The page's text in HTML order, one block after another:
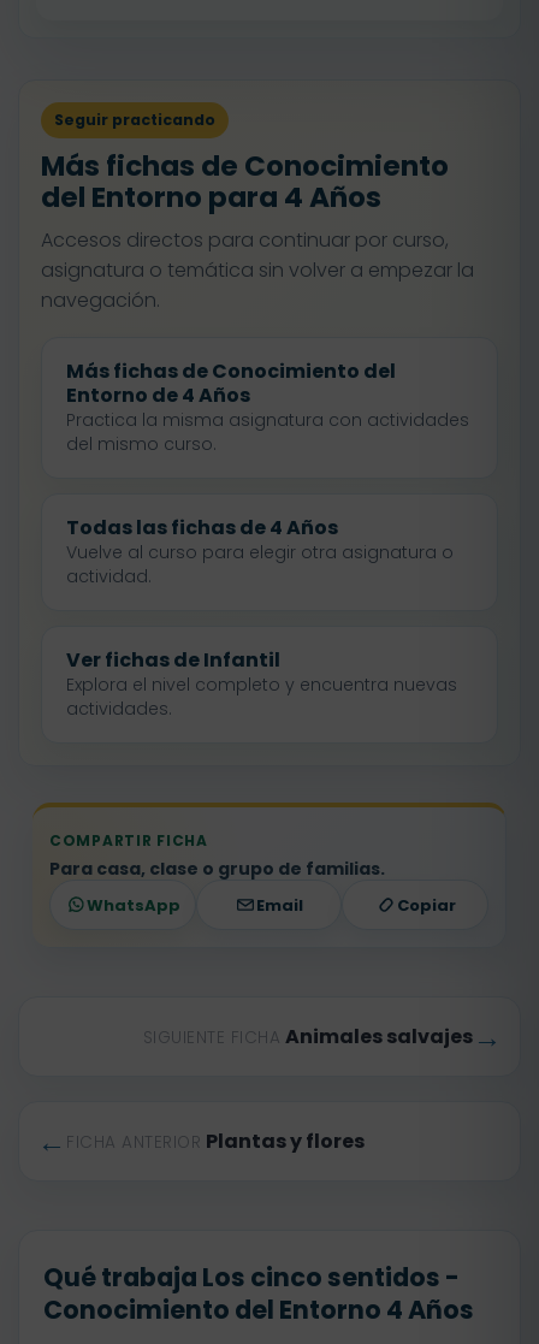
Seguir practicando
Más fichas de Conocimiento
del Entorno para 4 Años
Accesos directos para continuar por curso,
asignatura o temática sin volver a empezar la
navegación.
Más fichas de Conocimiento del
Entorno de 4 Años
Practica la misma asignatura con actividades
del mismo curso.
Todas las fichas de 4 Años
Vuelve al curso para elegir otra asignatura o
actividad.
Ver fichas de Infantil
Explora el nivel completo y encuentra nuevas
actividades.
COMPARTIR FICHA
Para casa, clase o grupo de familias.
WhatsApp Email Copiar
← FICHA ANTERIOR Plantas y flores
SIGUIENTE FICHA Animales salvajes →
Qué trabaja Los cinco sentidos -
Conocimiento del Entorno 4 Años